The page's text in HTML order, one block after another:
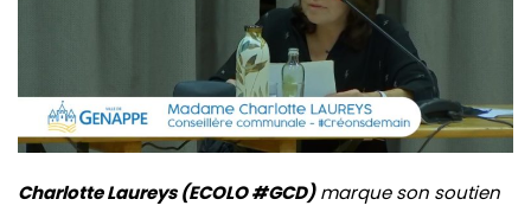
Charlotte Laureys (ECOLO #GCD)marque son soutien